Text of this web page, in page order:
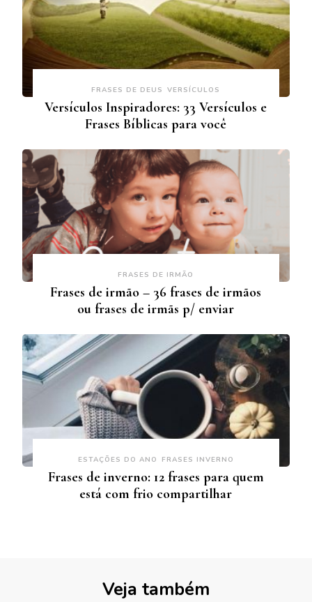
FRASES DE DEUS VERSÍCULOS
Versículos Inspiradores: 33 Versículos e
Frases Bíblicas para você
FRASES DE IRMÃO
Frases de irmão – 36 frases de irmãos
ou frases de irmãs p/ enviar
ESTAÇÕES DO ANO FRASES INVERNO
Frases de inverno: 12 frases para quem
está com frio compartilhar
Veja também